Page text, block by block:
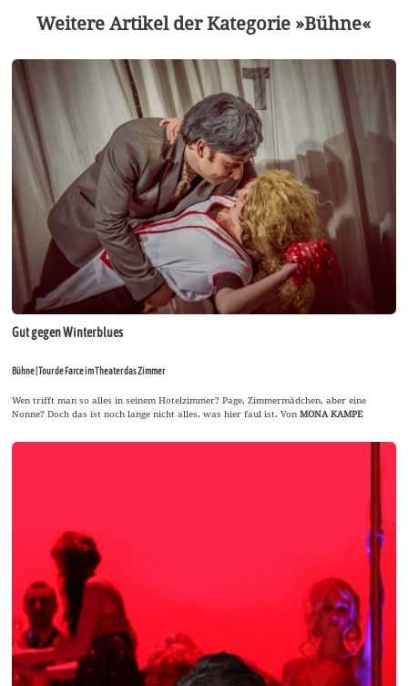
Weitere Artikel der Kategorie »Bühne«
Gut gegen Winterblues
Bühne | Tour de Farce im Theater das Zimmer
Wen trifft man so alles in seinem Hotelzimmer? Page, Zimmermädchen, aber eine
Nonne? Doch das ist noch lange nicht alles, was hier faul ist. VonMONA KAMPE